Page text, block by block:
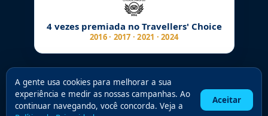
4 vezes premiada no Travellers' Choice
2016 · 2017 · 2021 · 2024
© 2026 Atlantes Viagens e Mergulho LTDA. · Privacidade·
Termos
Cancelamento
Cave Diving TDI · Guarapari, ES
A gente usa cookies para melhorar a sua
experiência e medir as nossas campanhas. Ao
continuar navegando, você concorda. Veja a
Aceitar